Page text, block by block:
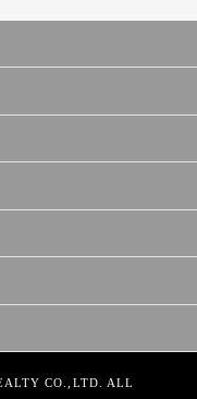
CO.,LTD. ALL